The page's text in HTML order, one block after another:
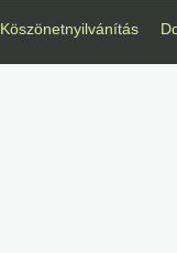
Köszönetnyilvánítás